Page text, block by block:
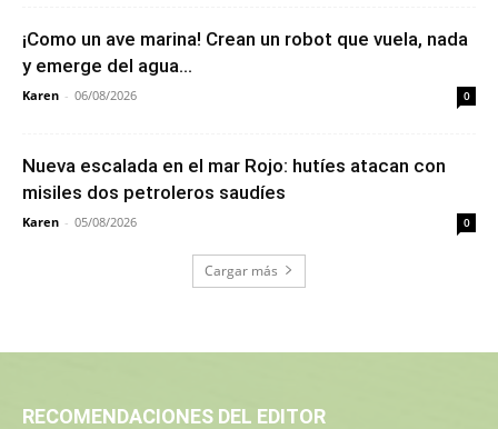
¡Como un ave marina! Crean un robot que vuela, nada
y emerge del agua...
Karen - 06/08/2026 0
Nueva escalada en el mar Rojo: hutíes atacan con
misiles dos petroleros saudíes
Karen - 05/08/2026 0
Cargar más
RECOMENDACIONES DEL EDITOR